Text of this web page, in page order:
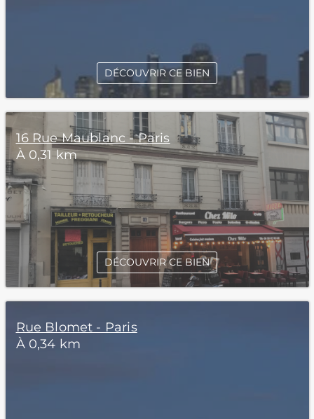
DÉCOUVRIR CE BIEN
16 Rue Maublanc - Paris
À 0,31 km
DÉCOUVRIR CE BIEN
Rue Blomet - Paris
À 0,34 km